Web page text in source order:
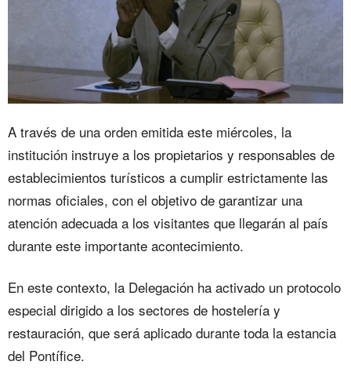
A través de una orden emitida este miércoles, la
institución instruye a los propietarios y responsables de
establecimientos turísticos a cumplir estrictamente las
normas oficiales, con el objetivo de garantizar una
atención adecuada a los visitantes que llegarán al país
durante este importante acontecimiento.
En este contexto, la Delegación ha activado un protocolo
especial dirigido a los sectores de hostelería y
restauración, que será aplicado durante toda la estancia
del Pontífice.